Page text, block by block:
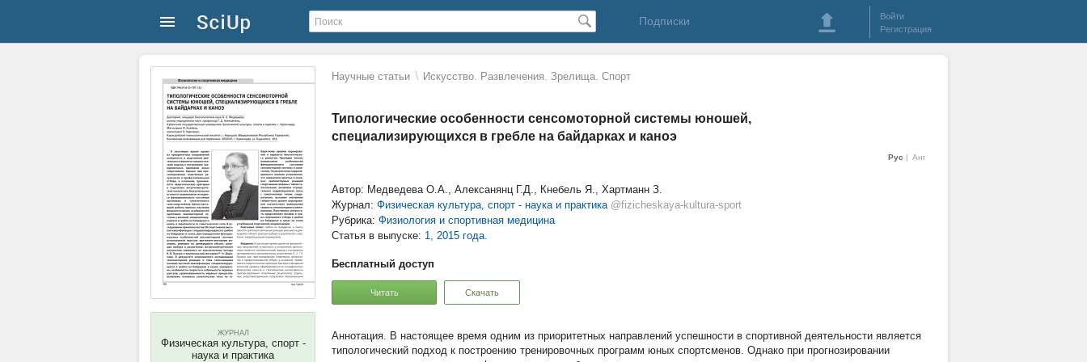
Подписки
Войти
Регистрация
Научные статьи \ Искусство. Развлечения. Зрелища. Спорт
Типологические особенности сенсомоторной системы юношей,
специализирующихся в гребле на байдарках и каноэ
Рус Анг
ЖУРНАЛ
Физическая культура, спорт -
наука и практика
Автор: Медведева О.А., Алексанянц Г.Д., Кнебель Я., Хартманн З.
Журнал: Физическая культура, спорт - наука и практика @fizicheskaya-kultura-sport
Рубрика: Физиология и спортивная медицина
Статья в выпуске: 1, 2015 года.
Бесплатный доступ
Читать Скачать
В настоящее время одним из приоритетных направлений успешности в спортивной деятельности является
типологический подход к построению тренировочных программ юных спортсменов. Однако при прогнозировании